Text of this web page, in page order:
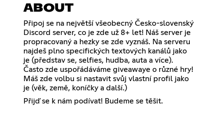
ABOUT
Připoj se na největší všeobecný Česko-slovenský
Discord server, co je zde už 8+ let! Náš server je
propracovaný a hezky se zde vyznáš. Na serveru
najdeš plno specifických textových kanálů jako
je (představ se, selfies, hudba, auta a více).
Často zde uspořádáváme giveawaye o různé hry!
Máš zde volbu si nastavit svůj vlastní profil jako
je (věk, země, koníčky a další.)
Přijď se k nám podívat! Budeme se těšit.